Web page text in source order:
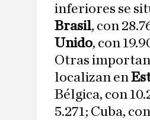
inferiores se
Brasil, con
Unido, con
Otras
localizan en
Bélgica, con
5.271; Cuba,